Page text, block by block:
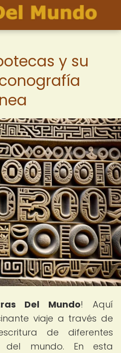
y su
Del Mundo! Aquí
viaje a través de
de diferentes
del mundo. En esta